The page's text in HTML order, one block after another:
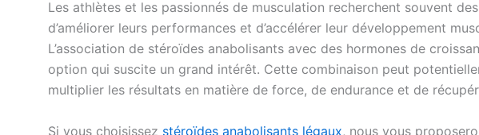
Les athlètes et les passionnés de musculation recherchent souvent
d’améliorer leurs performances et d’accélérer leur développement
L’association de stéroïdes anabolisants avec des hormones de
option qui suscite un grand intérêt. Cette combinaison peut
multiplier les résultats en matière de force, de endurance et de
Si vous choisissez stéroïdes anabolisants légaux, nous vous